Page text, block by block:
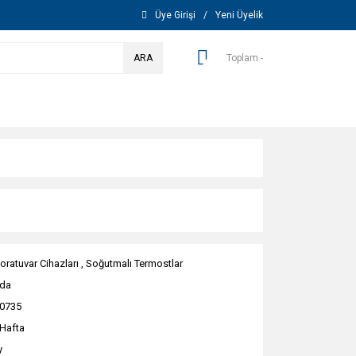
Üye Girişi / Yeni Üyelik
ARA Toplam -
Cihazları , Soğutmalı Termostlar